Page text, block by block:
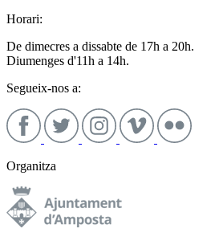
Horari:
De dimecres a dissabte de 17h a 20h.
Diumenges d'11h a 14h.
Segueix-nos a:
Organitza